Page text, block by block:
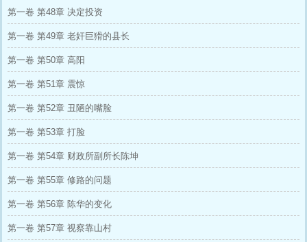
第一卷 第48章 决定投资
第一卷 第49章 老奸巨猾的县长
第一卷 第50章 高阳
第一卷 第51章 震惊
第一卷 第52章 丑陋的嘴脸
第一卷 第53章 打脸
第一卷 第54章 财政所副所长陈坤
第一卷 第55章 修路的问题
第一卷 第56章 陈华的变化
第一卷 第57章 视察靠山村